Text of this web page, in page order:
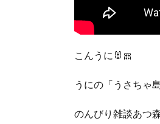
こんうに🐰🎀
うにの「うさちゃ
のんびり雑談あつ